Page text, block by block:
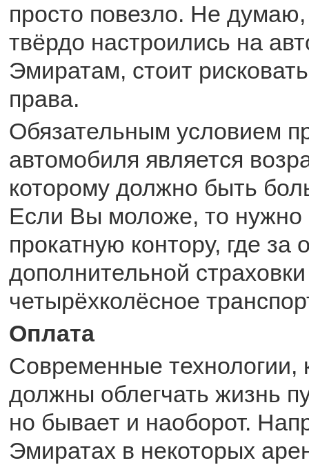
просто повезло. Не
твёрдо настроились на
Эмиратам, стоит
права.
Обязательным условием
автомобиля является
которому должно быть
Если Вы моложе, то нужно
прокатную контору, где за
дополнительной
четырёхколёсное
Оплата
Современные технологии,
должны облегчать жизнь
но бывает и наоборот.
Эмиратах в некоторых